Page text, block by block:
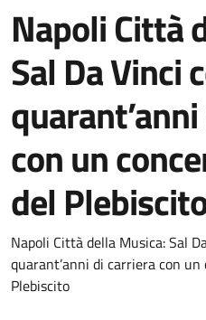
Napoli Città
Sal Da Vinci
con un
del
Dettagli della
Napoli Città della Musica: Sal
quarant’anni di carriera con
Plebiscito